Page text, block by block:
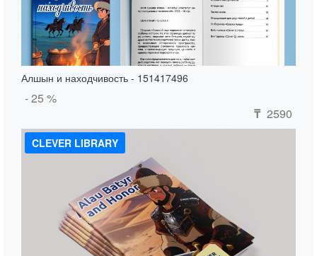
Алшын и находчивость - 151417496
- 25 %
₸ 2590
CLEVER LIBRARY